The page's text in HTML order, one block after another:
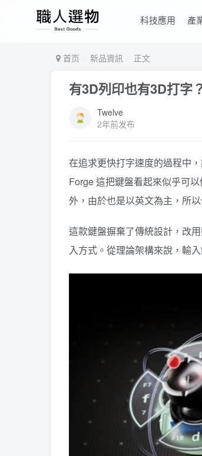
科技應用 產
首页 新品資訊 正文
有3D列印也有3D打字
Twelve
2年前发布
在追求更快打字速度的過程中
Forge 這把鍵盤看起來似乎可
外，由於也是以英文為主，所
這款鍵盤摒棄了傳統設計，改
入方式。從理論架構來說，輸